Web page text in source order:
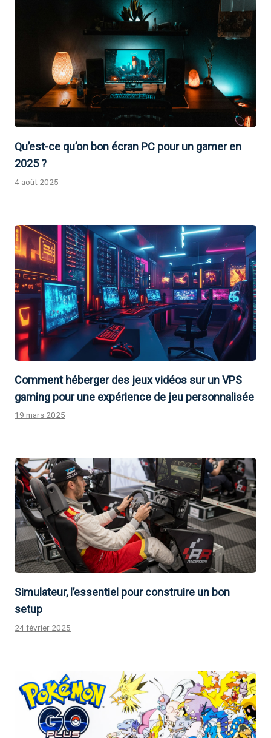
Qu’est-ce qu’on bon écran PC pour un gamer en
2025 ?
4 août 2025
Comment héberger des jeux vidéos sur un VPS
gaming pour une expérience de jeu personnalisée
19 mars 2025
Simulateur, l’essentiel pour construire un bon
setup
24 février 2025